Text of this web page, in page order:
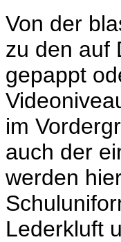
Von der
zu den auf
gepappt
im
auch der
werden
Lederkluft